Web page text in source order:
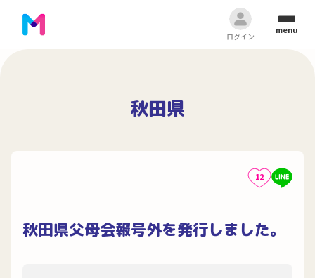
ログイン
menu
秋田県
12
秋田県父母会報号外を発行しました。